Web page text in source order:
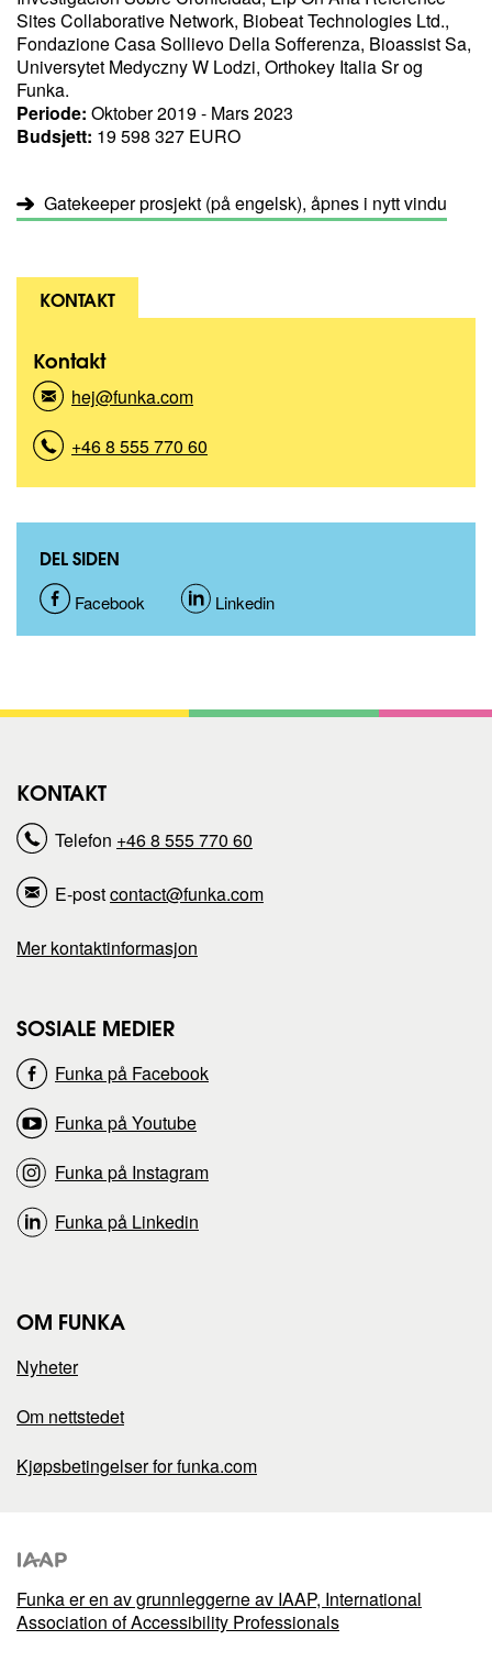
Sites Collaborative Network, Biobeat Technologies Ltd.,
Fondazione Casa Sollievo Della Sofferenza, Bioassist Sa,
Universytet Medyczny W Lodzi, Orthokey Italia Sr og
Funka.
Periode: Oktober 2019 - Mars 2023
Budsjett: 19 598 327 EURO
Gatekeeper prosjekt (på engelsk), åpnes i nytt vindu
KONTAKT
Kontakt
hej@funka.com
o
t
)
+46 8 555 770 60
o
k
t
)
DEL SIDEN
D
l
s
i
d
e
n
Facebook D
l
Linkedin
KONTAKT
Telefon +46 8 555 770 60
E-postcontact@funka.com
Mer kontaktinformasjon
SOSIALE MEDIER
Funka på Facebook
Funka på Youtube
Funka på Instagram
Funka på Linkedin
OM FUNKA
Nyheter
Om nettstedet
Kjøpsbetingelser for funka.com
Funka er en av grunnleggerne av IAAP, International
Association of Accessibility Professionals